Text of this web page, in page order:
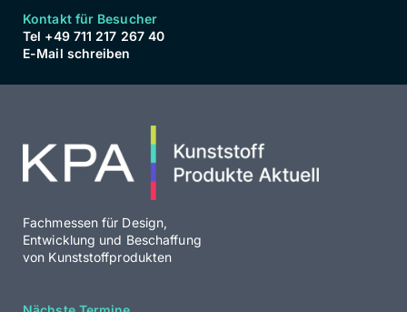
Kontakt für Besucher
Tel +49 711 217 267 40
E-Mail schreiben
Fachmessen für Design,
Entwicklung und Beschaffung
von Kunststoffprodukten